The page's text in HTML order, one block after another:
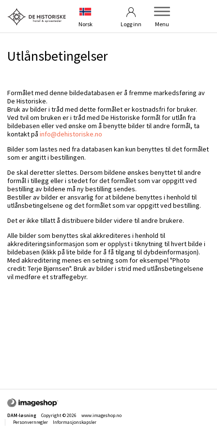
Norsk Logg inn Menu
Kontakt oss
Utlånsbetingelser
Formålet med denne bildedatabasen er å fremme markedsføring av
De Historiske.
Bruk av bilder i tråd med dette formålet er kostnadsfri for bruker.
Ved tvil om bruken er i tråd med De Historiske formål for utlån fra
bildebasen eller ved ønske om å benytte bilder til andre formål, ta
kontakt på info@dehistoriske.no
Bilder som lastes ned fra databasen kan kun benyttes til det formålet
som er angitt i bestillingen.
De skal deretter slettes. Dersom bildene ønskes benyttet til andre
formål i tillegg eller i stedet for det formålet som var oppgitt ved
bestilling av bildene må ny bestilling sendes.
Bestiller av bilder er ansvarlig for at bildene benyttes i henhold til
utlånsbetingelsene og det formålet som var oppgitt ved bestilling.
Det er ikke tillatt å distribuere bilder videre til andre brukere.
Alle bilder som benyttes skal akkrediteres i henhold til
akkrediteringsinformasjon som er opplyst i tiknytning til hvert bilde i
bildebasen (klikk på lite bilde for å få tilgang til dybdeinformasjon).
Med akkreditering menes en setning som for eksempel "Photo
credit: Terje Bjørnsen". Bruk av bilder i strid med utlånsbetingelsene
vil medføre et straffegebyr.
DAM-løsning Copyright © 2026
www.imageshop.no
Personvernregler
Informasjonskapsler